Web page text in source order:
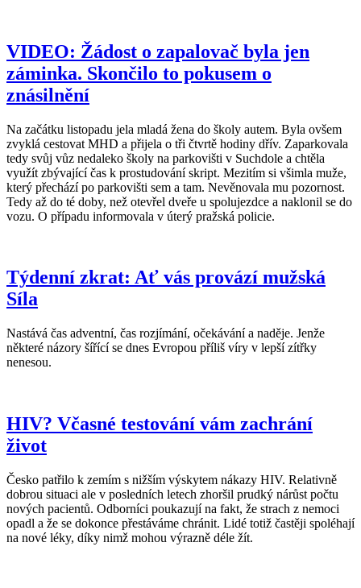
VIDEO: Žádost o zapalovač byla jen
záminka. Skončilo to pokusem o
znásilnění
Na začátku listopadu jela mladá žena do školy autem. Byla ovšem
zvyklá cestovat MHD a přijela o tři čtvrtě hodiny dřív. Zaparkovala
tedy svůj vůz nedaleko školy na parkovišti v Suchdole a chtěla
využít zbývající čas k prostudování skript. Mezitím si všimla muže,
který přechází po parkovišti sem a tam. Nevěnovala mu pozornost.
Tedy až do té doby, než otevřel dveře u spolujezdce a naklonil se do
vozu. O případu informovala v úterý pražská policie.
Týdenní zkrat: Ať vás provází mužská
Síla
Nastává čas adventní, čas rozjímání, očekávání a naděje. Jenže
některé názory šířící se dnes Evropou příliš víry v lepší zítřky
nenesou.
HIV? Včasné testování vám zachrání
život
Česko patřilo k zemím s nižším výskytem nákazy HIV. Relativně
dobrou situaci ale v posledních letech zhoršil prudký nárůst počtu
nových pacientů. Odborníci poukazují na fakt, že strach z nemoci
opadl a že se dokonce přestáváme chránit. Lidé totiž častěji spoléhají
na nové léky, díky nimž mohou výrazně déle žít.